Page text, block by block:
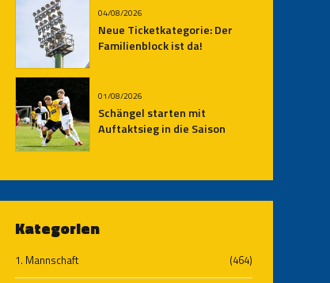
04/08/2026
Neue Ticketkategorie: Der
Familienblock ist da!
01/08/2026
Schängel starten mit
Auftaktsieg in die Saison
Kategorien
1. Mannschaft (464)